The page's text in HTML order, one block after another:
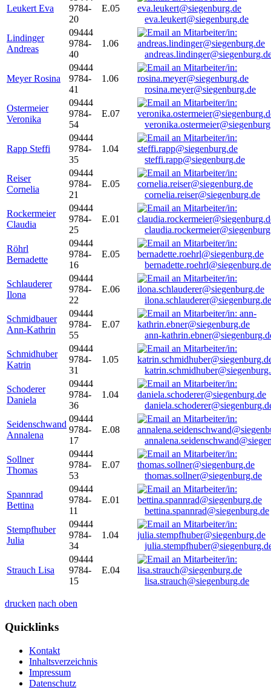
Leukert Eva
9784-
20
E.05
eva.leukert@siegenburg.de
Lindinger
Andreas
09444
9784-
40
1.06
Meyer Rosina
09444
9784-
41
1.06
rosina.meyer@siegenburg.de
Ostermeier
Veronika
09444
9784-
54
E.07
Rapp Steffi
09444
9784-
35
1.04
steffi.rapp@siegenburg.de
Reiser
Cornelia
09444
9784-
21
E.05
cornelia.reiser@siegenburg.de
Rockermeier
Claudia
09444
9784-
25
E.01
Röhrl
Bernadette
09444
9784-
16
E.05
bernadette.roehrl@siegenburg.de
Schlauderer
Ilona
09444
9784-
22
E.06
ilona.schlauderer@siegenburg.de
Schmidbauer
Ann-Kathrin
09444
9784-
55
E.07
ann-
Schmidhuber
Katrin
09444
9784-
31
1.05
Schoderer
Daniela
09444
9784-
36
1.04
Seidenschwand
Annalena
09444
9784-
17
E.08
Sollner
Thomas
09444
9784-
53
E.07
thomas.sollner@siegenburg.de
Spannrad
Bettina
09444
9784-
11
E.01
bettina.spannrad@siegenburg.de
Stempfhuber
Julia
09444
9784-
34
1.04
Strauch Lisa
09444
9784-
15
E.04
lisa.strauch@siegenburg.de
drucken nach oben
Quicklinks
Kontakt
Inhaltsverzeichnis
Impressum
Datenschutz